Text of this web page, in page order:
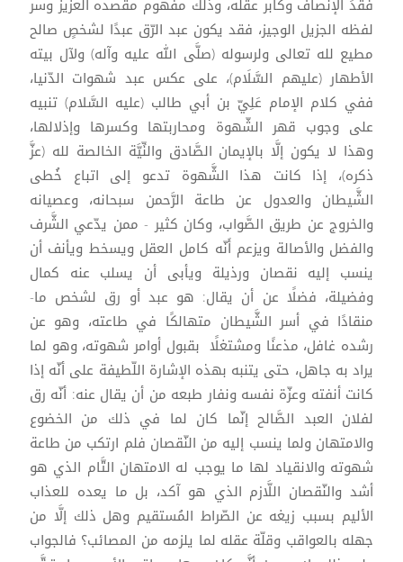
فَقَدَ الإنصاف وكابر عقله، وذلك مفهوم مقصده العزيز وسر
لفظه الجزيل الوجيز، فقد يكون عبد الرّق عبدًا لشخصٍ صالح
مطيع لله تعالى ولرسوله (صلَّى الله عليه وآله) ولآل بيته
الأطهار (عليهم السَّلَام)، على عكس عبد شهوات الدّنيا،
ففي كلام الإمام عَلِيّ بن أبي طالب (عليه السَّلام) تنبيه
على وجوب قهر الشّهوة ومحاربتها وكسرها وإذلالها،
وهذا لا يكون إلَّا بالإيمان الصَّادق والنِّيَّة الخالصة لله (عزَّ
ذكره)، إذا كانت هذا الشَّهوة تدعو إلى اتباع خُطى
الشَّيطان والعدول عن طاعة الرَّحمن سبحانه، وعصيانه
والخروج عن طريق الصَّواب، وكان كثير - ممن يدّعي الشَّرف
والفضل والأصالة ويزعم أَنّه كامل العقل ويسخط ويأنف أن
ينسب إليه نقصان ورذيلة ويأبى أن يسلب عنه كمال
وفضيلة، فضلًا عن أن يقال: هو عبد أو رق لشخص ما-
منقادًا في أسر الشَّيطان متهالكًا في طاعته، وهو عن
رشده غافل، مذعنًا ومشتغلًا بقبول أوامر شهوته، وهو لما
يراد به جاهل، حتى يتنبه بهذه الإشارة اللّطيفة على أنّه إذا
كانت أنفته وعزّة نفسه ونفار طبعه من أن يقال عنه: أنّه رق
لفلان العبد الصَّالح إنّما كان لما في ذلك من الخضوع
والامتهان ولما ينسب إليه من النّقصان فلم ارتكب من طاعة
شهوته والانقياد لها ما يوجب له الامتهان التَّام الذي هو
أشد والنّقصان اللَّازم الذي هو آكد، بل ما يعده للعذاب
الأليم بسبب زيغه عن الصّراط المُستقيم وهل ذلك إلَّا من
جهله بالعواقب وقلّة عقله لما يلزمه من المصائب؟ فالجواب